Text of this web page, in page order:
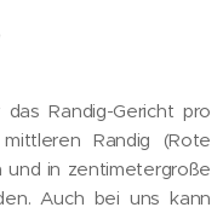
das Randig-Gericht pro
Randig (Rote
in zentimetergroße
Auch bei uns kann